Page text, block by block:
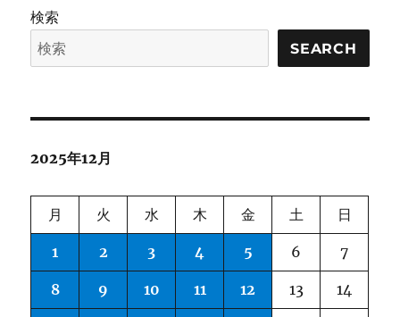
and
Origin
of
Neurons に
検索
SEARCH
2025年12月
月 火 水 木 金 土 日
1 2 3 4 5 6 7
8 9 10 11 12 13 14